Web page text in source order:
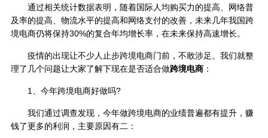
通过相关统计数据表明，随着国际人均购买力的提高、网络普
及率的提高、物流水平的提高和网络支付的改善，未来几年我国跨
境电商仍将保持30%的复合年均增长率，在未来保持高速增长。
疫情的出现让不少人止步跨境电商门前，不敢涉足。我们就整
理了几个问题让大家了解下现在是否适合做跨境电商：
1、今年跨境电商好做吗?
我们通过调查发现，今年做跨境电商的业绩普遍都有提升，赚
钱了更多的利润，主要原因有二：